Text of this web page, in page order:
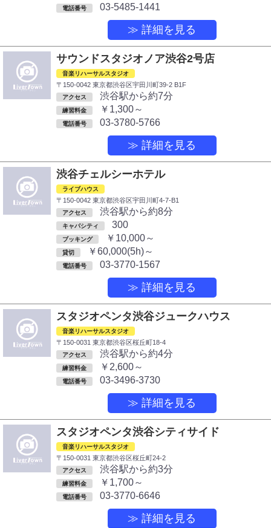
電話番号 03-5485-1441
≫ 詳細を見る
サウンドスタジオノア渋谷2号店
音楽リハーサルスタジオ
〒150-0042 東京都渋谷区宇田川町39-2 B1F
アクセス 渋谷駅から約7分
練習料金 ￥1,300～
電話番号 03-3780-5766
≫ 詳細を見る
渋谷チェルシーホテル
ライブハウス
〒150-0042 東京都渋谷区宇田川町4-7-B1
アクセス 渋谷駅から約8分
キャパシティ 300
ブッキング ￥10,000～
貸切 ￥60,000(5h)～
電話番号 03-3770-1567
≫ 詳細を見る
スタジオペンタ渋谷ジュークハウス
音楽リハーサルスタジオ
〒150-0031 東京都渋谷区桜丘町18-4
アクセス 渋谷駅から約4分
練習料金 ￥2,600～
電話番号 03-3496-3730
≫ 詳細を見る
スタジオペンタ渋谷シティサイド
音楽リハーサルスタジオ
〒150-0031 東京都渋谷区桜丘町24-2
アクセス 渋谷駅から約3分
練習料金 ￥1,700～
電話番号 03-3770-6646
≫ 詳細を見る